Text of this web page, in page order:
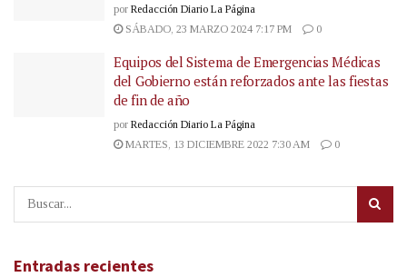
por Redacción Diario La Página
SÁBADO, 23 MARZO 2024 7:17 PM
0
Equipos del Sistema de Emergencias Médicas
del Gobierno están reforzados ante las fiestas
de fin de año
por Redacción Diario La Página
MARTES, 13 DICIEMBRE 2022 7:30 AM
0
Entradas recientes